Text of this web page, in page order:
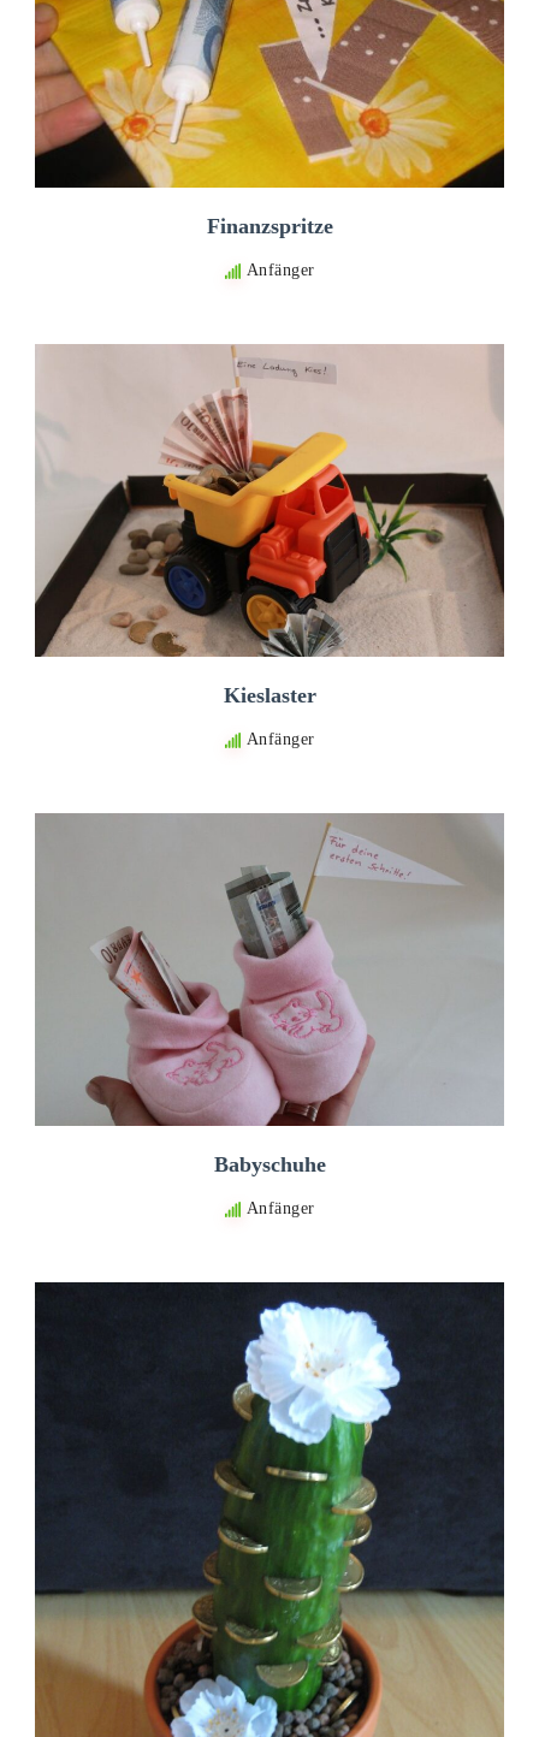
Finanzspritze
Anfänger
Kieslaster
Anfänger
Babyschuhe
Anfänger